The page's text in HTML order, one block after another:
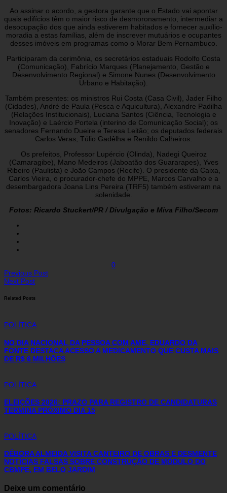
Ao assinar o acordo, a gestora garante que o Estado vai apontar
quais edifícios têm o maior risco de desmoronamento, intermediar a
desocupação dos que ainda estiverem habitados e fornecer auxílio-
moradia a estas famílias, além de inscrever mutuários e ocupantes
desses imóveis em programas como o Morar Bem Pernambuco.
Participaram da cerimônia, os secretários estaduais Rodolfo Costa
(Comunicação), Fabrício Marques (Planejamento, Gestão e
Desenvolvimento Regional) e Simone Nunes (Desenvolvimento
Urbano e Habitação).
Também presentes: os ministros Rui Costa (Casa Civil), Jader Filho
(Cidades), André de Paula (Pesca e Aquicultura), Alexandre Padilha
(Relações Institucionais), Luciana Santos (Ciência, Tecnologia e
Inovação) e Laércio Portela (interino de Comunicação Social); os
senadores Fernando Dueire e Teresa Leitão; os deputados federais
Carlos Veras, Túlio Gadêlha e Renildo Calheiros.
Os prefeitos, Professor Lupércio (Olinda), Nadegi Queiroz
(Camaragibe), Mano Medeiros (Jaboatão dos Guararapes), Yves
Ribeiro (Paulista) e João Campos (Recife). O presidente da Caixa,
Carlos Vieira, o procurador-chefe do MPPE, Marcos Carvalho e a
desembargadora Joana Lins Pereira (TRF5) também estiveram na
solenidade.
Fotos: Ricardo Stuckert/PR / Divulgação e Miva Filho/Secom
0
Previous Post
Next Post
Related Posts
POLÍTICA
NO DIA NACIONAL DA PESSOA COM AME, EDUARDO DA
FONTE DESTACA ACESSO A MEDICAMENTO QUE CUSTA MAIS
DE R$ 6 MILHÕES
POLÍTICA
ELEIÇÕES 2026: PRAZO PARA REGISTRO DE CANDIDATURAS
TERMINA PRÓXIMO DIA 15
POLÍTICA
DÉBORA ALMEIDA VISITA CANTEIRO DE OBRAS E DESMENTE
NOTÍCIAS FALSAS SOBRE CONSTRUÇÃO DE MÓDULO DO
CBMPE, EM BELO JARDIM
Deixe um comentário